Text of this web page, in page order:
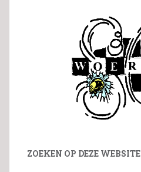
ZOEKEN OP DEZE WEBSITE